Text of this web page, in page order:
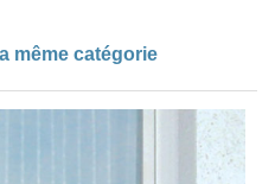
même catégorie